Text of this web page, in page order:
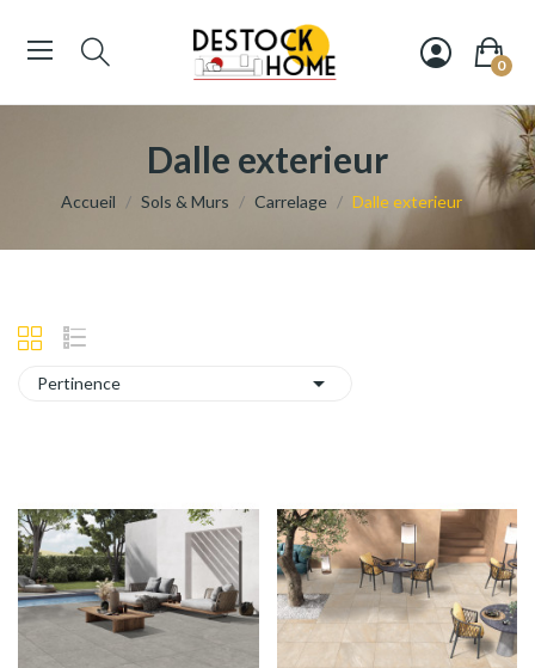
0
Dalle exterieur
Accueil Sols & Murs Carrelage Dalle exterieur
Pertinence 